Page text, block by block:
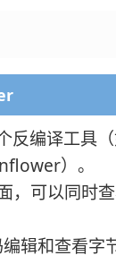
反编译工具（
）。
，可以同时
辑和查看字